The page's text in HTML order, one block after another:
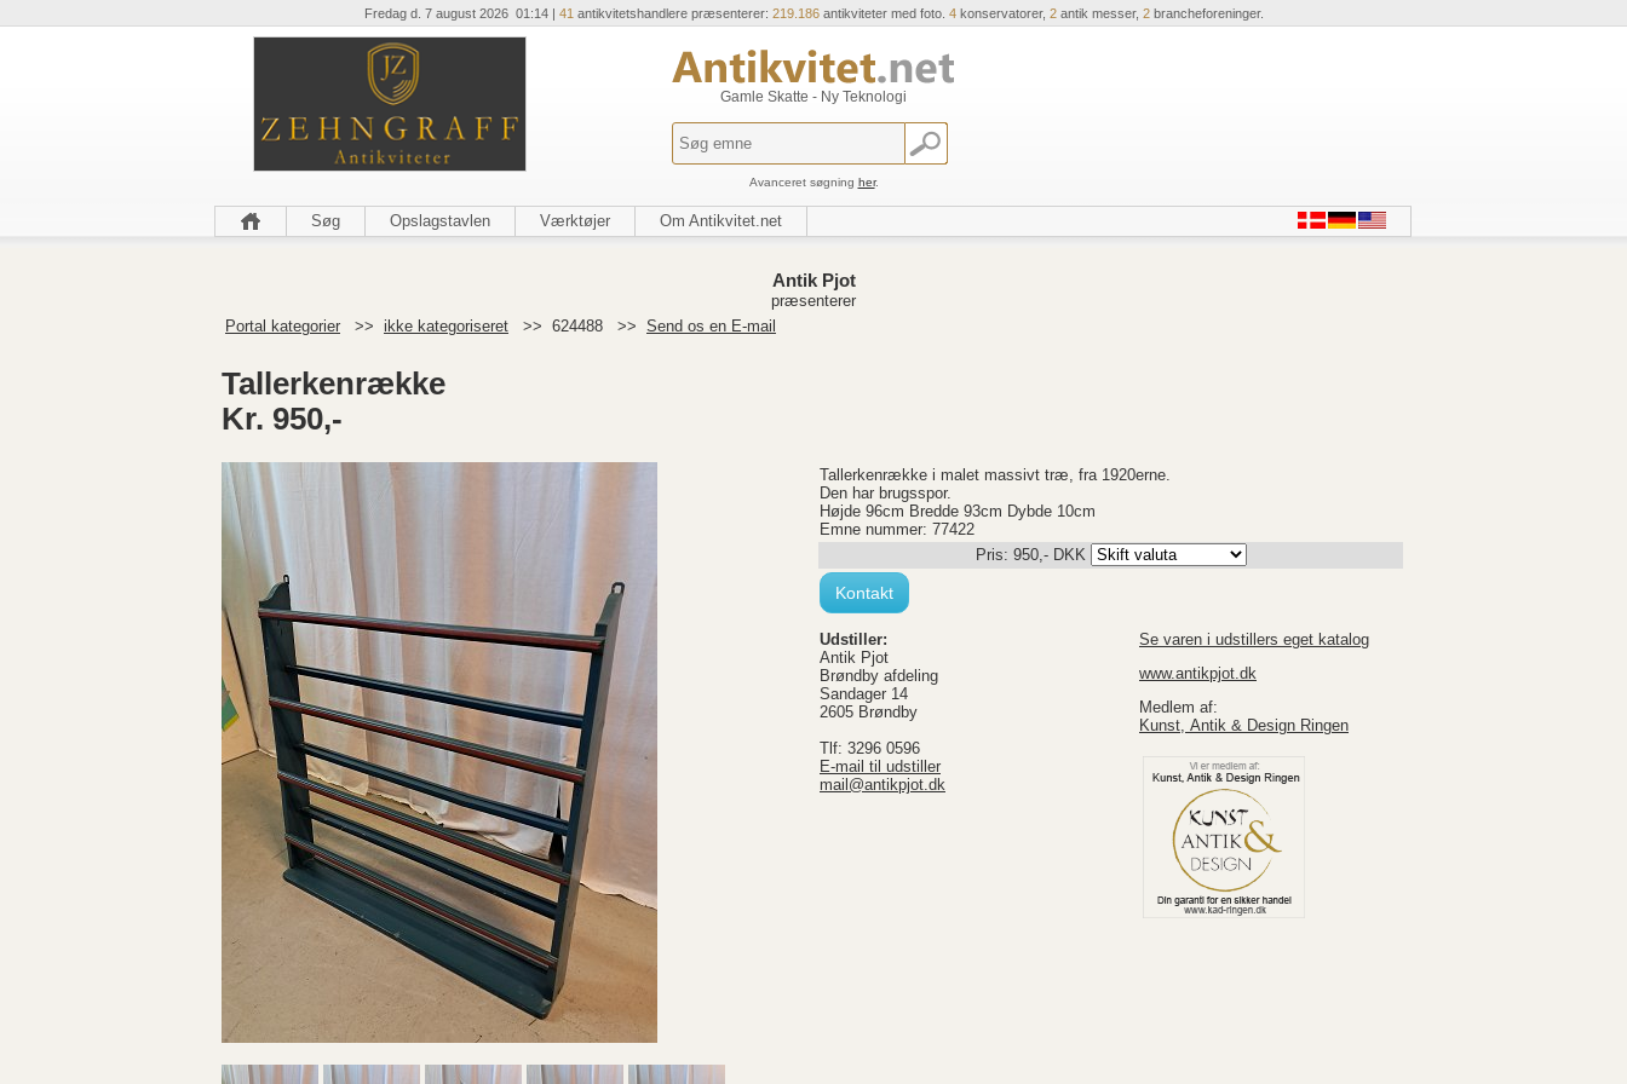
Fredag d. 7 august 2026 01:14 | 41 antikvitetshandlere præsenterer: 219.186antikviteter med foto. 4konservatorer, 2antik messer, 2brancheforeninger.
Gamle Skatte - Ny Teknologi
Avanceret søgning her.
Søg Opslagstavlen Værktøjer Om Antikvitet.net
Antik Pjot
præsenterer
Portal kategorier
>> ikke kategoriseret >> 624488 >> Send os en E-mail
Tallerkenrække
Kr. 950,-
Tallerkenrække i malet massivt træ, fra 1920erne.
Den har brugsspor.
Højde 96cm Bredde 93cm Dybde 10cm
Emne nummer: 77422
Pris: 950,- DKK
Kontakt
Udstiller:
Antik Pjot
Brøndby afdeling
Sandager 14
2605 Brøndby
Tlf: 3296 0596
E-mail til udstiller
mail@antikpjot.dk
Se varen i udstillers eget katalog
www.antikpjot.dk
Medlem af:
Kunst, Antik & Design Ringen